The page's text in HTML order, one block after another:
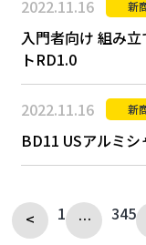
2022.11.16 新
入門者向け 組み
トRD1.0
2022.11.16 新
BD11 USアルミ
< 1 … 345